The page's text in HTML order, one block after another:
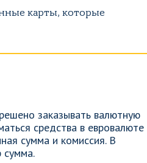
карты, которые
заказывать валютную
средства в евровалюте
сумма и комиссия. В
сумма.